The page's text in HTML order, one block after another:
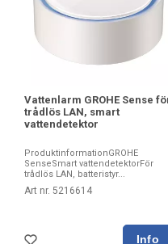
Vattenlarm GROHE Sense
trådlös LAN, smart
vattendetektor
ProduktinformationGROHE
SenseSmart vattendetektorFör
trådlös LAN, batteristyr...
Art nr. 5216614